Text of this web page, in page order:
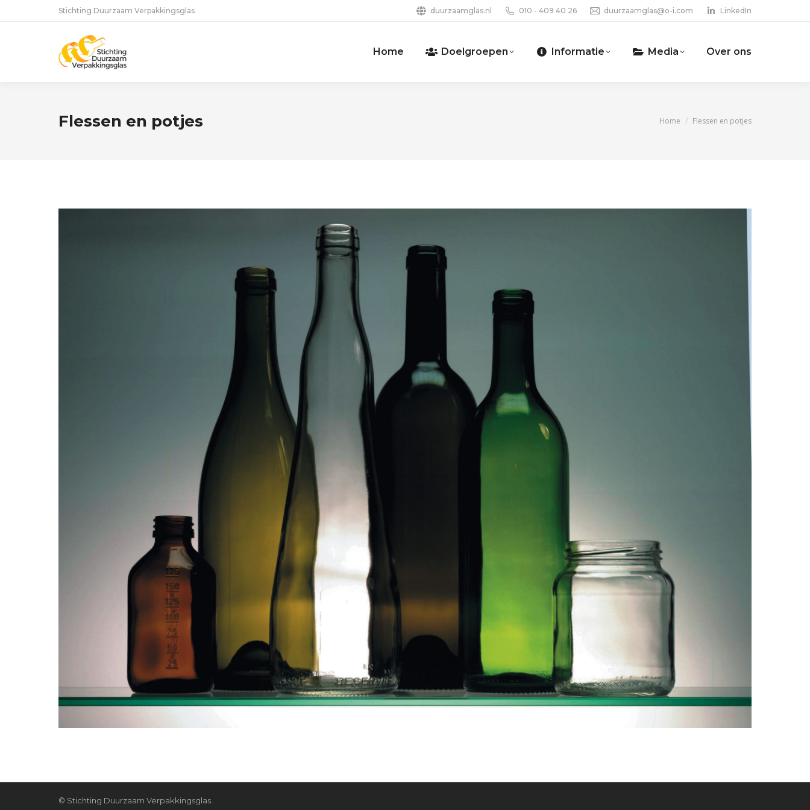
Stichting Duurzaam Verpakkingsglas duurzaamglas.nl 010 - 409 40 26 duurzaamglas@o-i.com LinkedIn
Home Doelgroepen Informatie Media Over ons
Flessen en potjes Je bent hier:
Home Flessen en potjes
© Stichting Duurzaam Verpakkingsglas.